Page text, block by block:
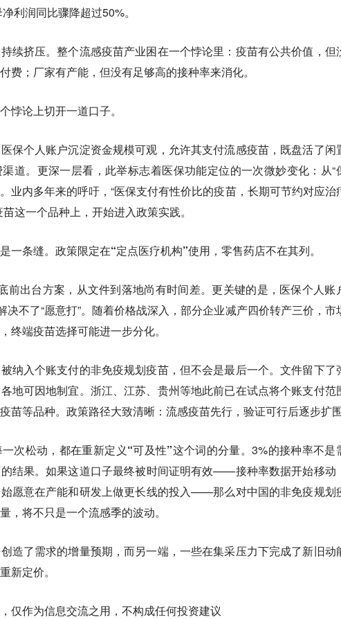
利润同比骤降超过50%。
续挤压。整个流感疫苗产业困在一个悖论里：疫苗有公共价值，但
费；厂家有产能，但没有足够高的接种率来消化。
悖论上切开一道口子。
保个人账户沉淀资金规模可观，允许其支付流感疫苗，既盘活了闲
道。更深一层看，此举标志着医保功能定位的一次微妙变化：从“
业内多年来的呼吁，“医保支付有性价比的疫苗，长期可节约对应治
这一个品种上，开始进入政策实践。
一条缝。政策限定在“定点医疗机构”使用，零售药店不在其列。
前出台方案，从文件到落地尚有时间差。更关键的是，医保个人账
决不了“愿意打”。随着价格战深入，部分企业减产四价转产三价，市
终端疫苗选择可能进一步分化。
纳入个账支付的非免疫规划疫苗，但不会是最后一个。文件留下了
地可因地制宜。浙江、江苏、贵州等地此前已在试点将个账支付范
苗等品种。政策路径大致清晰：流感疫苗先行，验证可行后逐步扩
次松动，都在重新定义“可及性”这个词的分量。3%的接种率不是
结果。如果这道口子最终被时间证明有效——接种率数据开始移动
愿意在产能和研发上做更长线的投入——那么对中国的非免疫规划
，将不只是一个流感季的波动。
造了需求的增量预期，而另一端， 一些在集采压力下完成了新旧动
新定价。
仅作为信息交流之用，不构成任何投资建议